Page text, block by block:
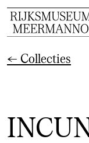
← Collecties